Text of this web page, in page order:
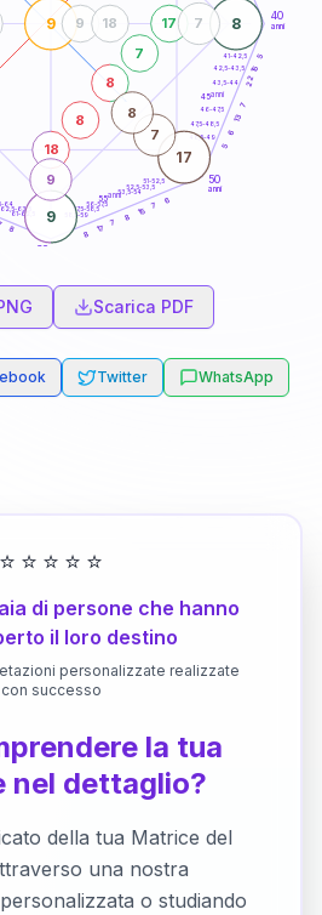
40
anni
50
anni
60
41-42,5
42,5-43,5
43,5-44
46-47,5
47,5-48,5
48,5-49
51-52,5
52,5-53,5
53,5-54
56-57,5
57,5-58,5
58,5-59
61-62,5
62,5-63,5
64
5
15
22
7
13
6
5
6
7
15
8
7
17
8
8
8
9
9
17
18
8
8
7
17 7
9
9 18
7
8
45anni
55anni
Scarica PDF
Twitter WhatsApp
⭐ ⭐ ⭐ ⭐ ⭐
di persone che hanno
il loro destino
personalizzate realizzate
con successo
la tua
nel dettaglio?
della tua Matrice del
una nostra
o studiando